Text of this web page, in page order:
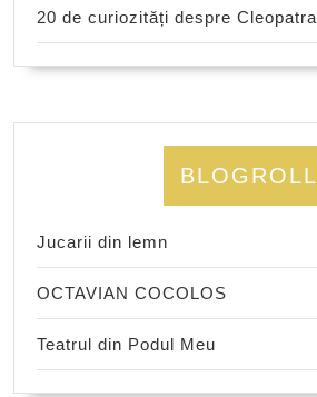
20 de curiozități despre Cleopatra
BLOGROLL
Jucarii din lemn
OCTAVIAN COCOLOS
Teatrul din Podul Meu